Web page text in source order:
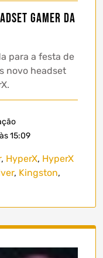
gamer da
para a festa de
novo headset
15:09
, HyperX, HyperX
, Kingston,